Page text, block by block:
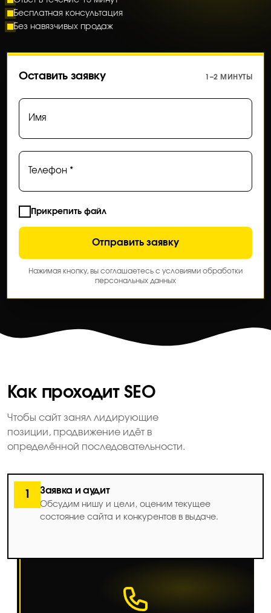
Бесплатная консультация
Без навязчивых продаж
Оставить заявку 1–2 МИНУТЫ
Имя
Телефон *
Прикрепить файл
Отправить заявку
Нажимая кнопку, вы соглашаетесь с условиями обработки
персональных данных
Как проходит SEO
Чтобы сайт занял лидирующие
позиции, продвижение идёт в
определённой последовательности.
1 Заявка и аудит
Обсудим нишу и цели, оценим текущее
состояние сайта и конкурентов в выдаче.